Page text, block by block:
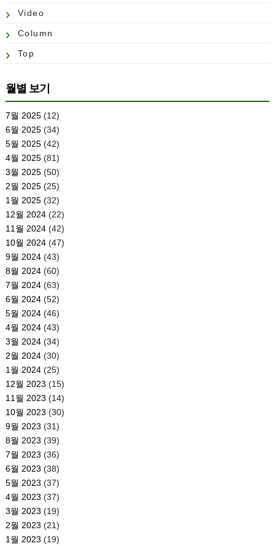
Video
Column
Top
월별 보기
7월 2025(12)
6월 2025(34)
5월 2025(42)
4월 2025(81)
3월 2025(50)
2월 2025(25)
1월 2025(32)
12월 2024(22)
11월 2024(42)
10월 2024(47)
9월 2024(43)
8월 2024(60)
7월 2024(63)
6월 2024(52)
5월 2024(46)
4월 2024(43)
3월 2024(34)
2월 2024(30)
1월 2024(25)
12월 2023 (15)
11월 2023 (14)
10월 2023 (30)
9월 2023 (31)
8월 2023 (39)
7월 2023 (36)
6월 2023 (38)
5월 2023 (37)
4월 2023 (37)
3월 2023 (19)
2월 2023 (21)
1월 2023 (19)